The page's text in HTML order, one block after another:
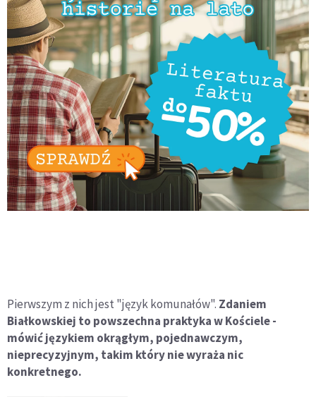
Pierwszym z nich jest "język komunałów". Zdaniem
Białkowskiej to powszechna praktyka w Kościele -
mówić językiem okrągłym, pojednawczym,
nieprecyzyjnym, takim który nie wyraża nic
konkretnego.